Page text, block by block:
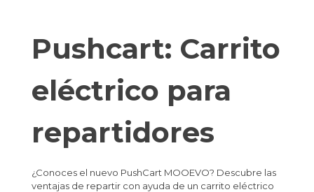
Pushcart: Carrito
eléctrico para
repartidores
¿Conoces el nuevo PushCart MOOEVO? Descubre las
ventajas de repartir con ayuda de un carrito eléctrico